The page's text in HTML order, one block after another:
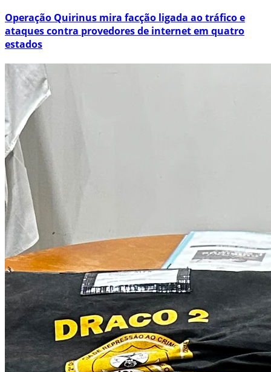
Operação Quirinus mira facção ligada ao tráfico e
ataques contra provedores de internet em quatro
estados